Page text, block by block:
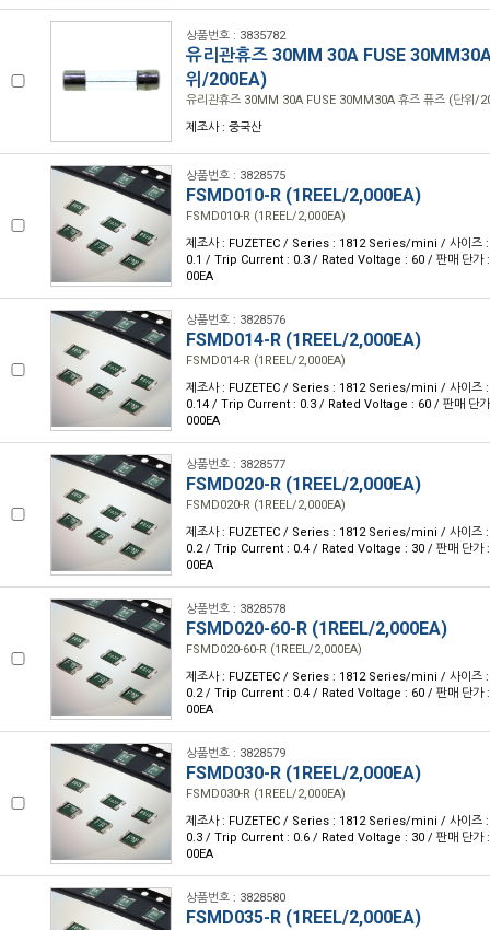
상품번호 : 3835782
유리관휴즈 30MM 30A FUSE
위/200EA)
유리관휴즈 30MM 30A FUSE 30MM30A 휴즈 퓨즈 (단위/
제조사 : 중국산
상품번호 : 3828575
FSMD010-R (1REEL/2,000EA)
FSMD010-R (1REEL/2,000EA)
제조사 : FUZETEC / Series : 1812 Series/mini / 사이
0.1 / Trip Current : 0.3 / Rated Voltage : 60 / 판매 단가 :
00EA
상품번호 : 3828576
FSMD014-R (1REEL/2,000EA)
FSMD014-R (1REEL/2,000EA)
제조사 : FUZETEC / Series : 1812 Series/mini / 사이
0.14 / Trip Current : 0.3 / Rated Voltage : 60 / 판매 단가
000EA
상품번호 : 3828577
FSMD020-R (1REEL/2,000EA)
FSMD020-R (1REEL/2,000EA)
제조사 : FUZETEC / Series : 1812 Series/mini / 사이
0.2 / Trip Current : 0.4 / Rated Voltage : 30 / 판매 단가 :
00EA
상품번호 : 3828578
FSMD020-60-R (1REEL/2,000EA)
FSMD020-60-R (1REEL/2,000EA)
제조사 : FUZETEC / Series : 1812 Series/mini / 사이
0.2 / Trip Current : 0.4 / Rated Voltage : 60 / 판매 단가 :
00EA
상품번호 : 3828579
FSMD030-R (1REEL/2,000EA)
FSMD030-R (1REEL/2,000EA)
제조사 : FUZETEC / Series : 1812 Series/mini / 사이
0.3 / Trip Current : 0.6 / Rated Voltage : 30 / 판매 단가 :
00EA
상품번호 : 3828580
FSMD035-R (1REEL/2,000EA)